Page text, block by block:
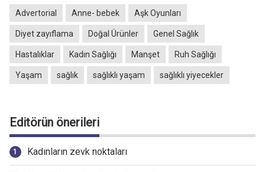
Advertorial Anne- bebek Aşk Oyunları
Diyet zayıflama Doğal Ürünler Genel Sağlık
Hastalıklar Kadın Sağlığı Manşet Ruh Sağlığı
Yaşam sağlık sağlıklı yaşam sağlıklı yiyecekler
Editörün önerileri
Kadınların zevk noktaları